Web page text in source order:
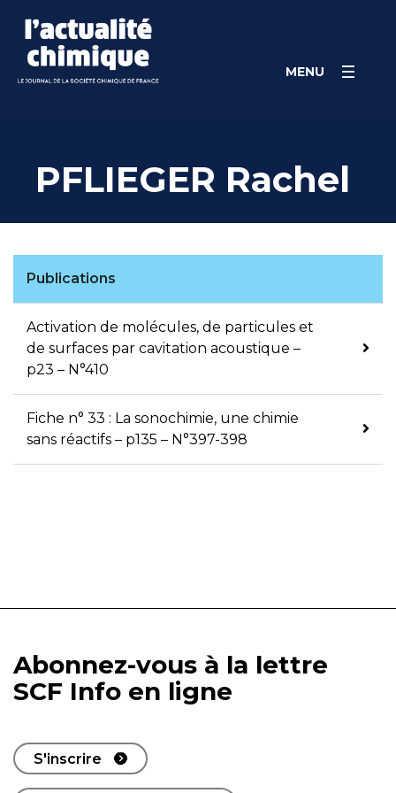
content
MENU
PFLIEGER Rachel
Publications
Activation de molécules, de particules et
de surfaces par cavitation acoustique –
p23 – N°410
Fiche n° 33 : La sonochimie, une chimie
sans réactifs – p135 – N°397-398
Abonnez-vous à la lettre
SCF Info en ligne
S'inscrire